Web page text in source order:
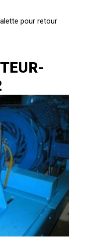
pour retour